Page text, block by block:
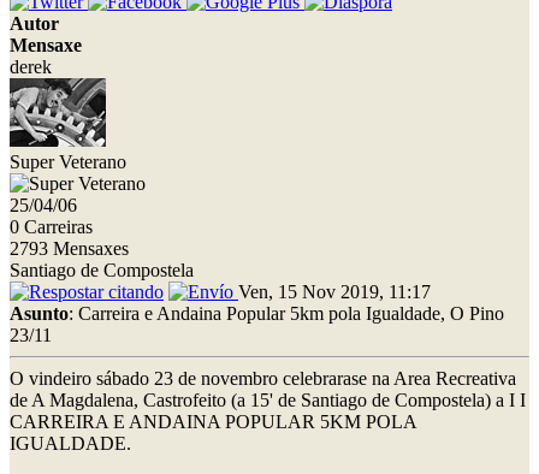
Autor
Mensaxe
derek
Super Veterano
25/04/06
0 Carreiras
2793 Mensaxes
Santiago de Compostela
Ven, 15 Nov 2019, 11:17
Asunto: Carreira e Andaina Popular 5km pola Igualdade, O Pino
23/11
O vindeiro sábado 23 de novembro celebrarase na Area Recreativa
de A Magdalena, Castrofeito (a 15' de Santiago de Compostela) a I I
CARREIRA E ANDAINA POPULAR 5KM POLA
IGUALDADE.